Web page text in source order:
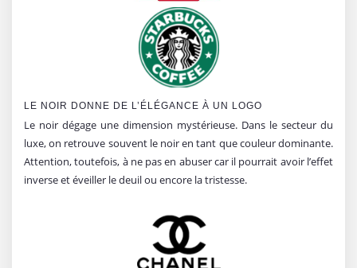
LE NOIR DONNE DE L’ÉLÉGANCE À UN LOGO
Le noir dégage une dimension mystérieuse. Dans le secteur du
luxe, on retrouve souvent le noir en tant que couleur dominante.
Attention, toutefois, à ne pas en abuser car il pourrait avoir l’effet
inverse et éveiller le deuil ou encore la tristesse.